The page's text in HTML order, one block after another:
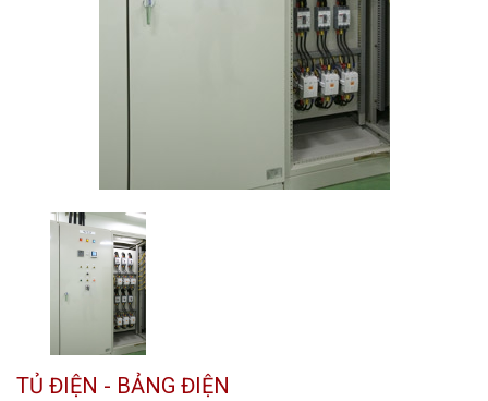
TỦ ĐIỆN - BẢNG ĐIỆN